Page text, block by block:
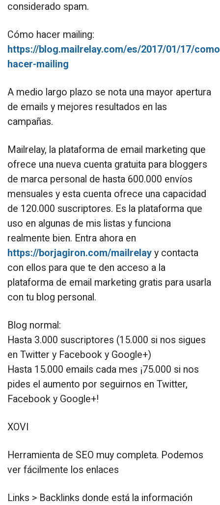
considerado spam.
Cómo hacer mailing:
https://blog.mailrelay.com/es/2017/01/17/
hacer-mailing
A medio largo plazo se nota una mayor apertura
de emails y mejores resultados en las
campañas.
Mailrelay, la plataforma de email marketing que
ofrece una nueva cuenta gratuita para bloggers
de marca personal de hasta 600.000 envíos
mensuales y esta cuenta ofrece una capacidad
de 120.000 suscriptores. Es la plataforma que
uso en algunas de mis listas y funciona
realmente bien. Entra ahora en
https://borjagiron.com/mailrelay y contacta
con ellos para que te den acceso a la
plataforma de email marketing gratis para usarla
con tu blog personal.
Blog normal:
Hasta 3.000 suscriptores (15.000 si nos sigues
en Twitter y Facebook y Google+)
Hasta 15.000 emails cada mes ¡75.000 si nos
pides el aumento por seguirnos en Twitter,
Facebook y Google+!
XOVI
Herramienta de SEO muy completa. Podemos
ver fácilmente los enlaces
Links > Backlinks donde está la información